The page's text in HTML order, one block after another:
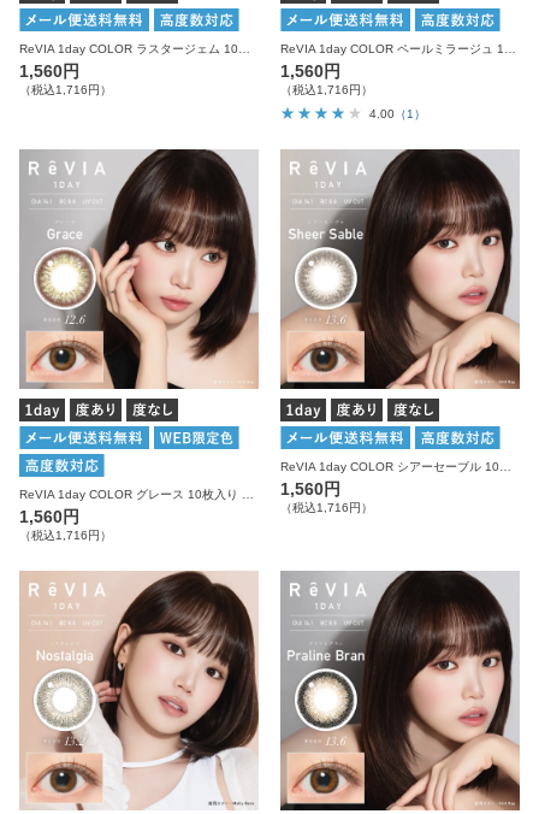
ReVIA 1day COLOR ラスタージェム 10枚入り レヴィア カラコン
1,560円
（税込1,716円）
ReVIA 1day COLOR ペールミラージュ 10枚入り レヴィア カラコン
1,560円
（税込1,716円）
4.00 （1）
1,560円
（税込1,716円）
1,560円
（税込1,716円）